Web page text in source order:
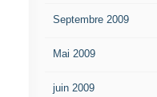
Septembre 2009
Mai 2009
juin 2009